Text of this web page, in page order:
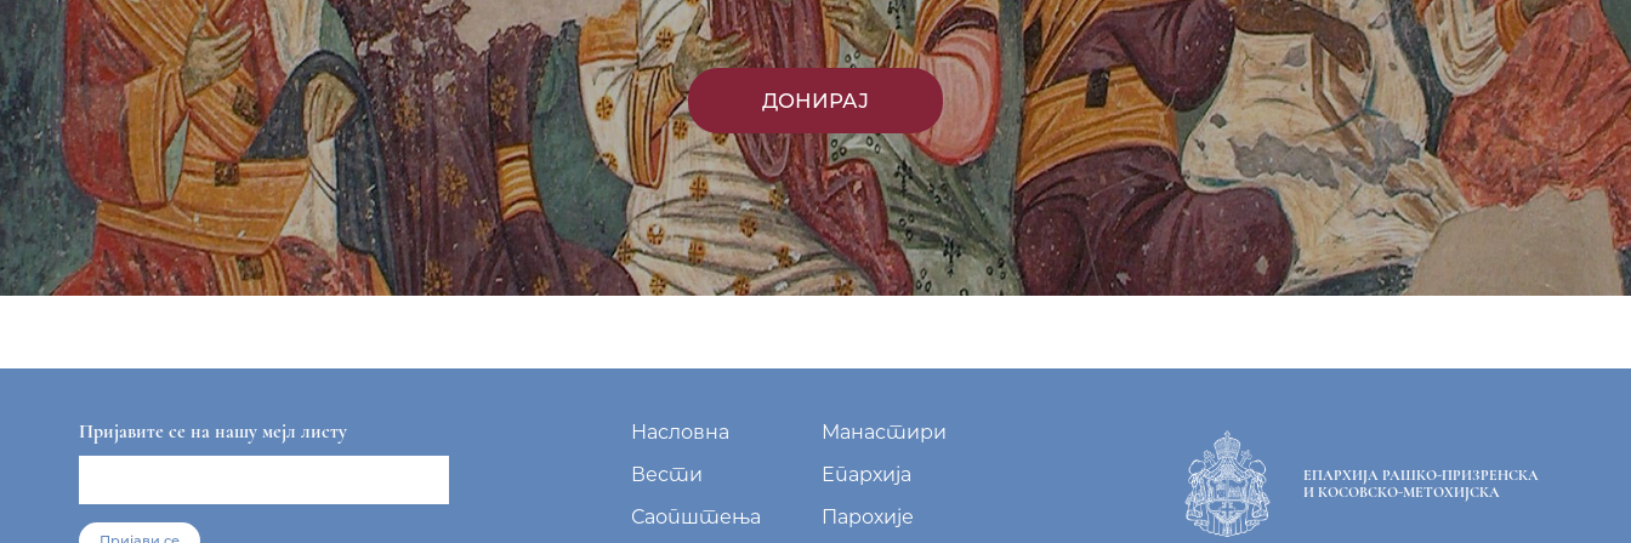
ДОНИРАЈ
Пријавите се на нашу мејл листу Насловна
Манастири
Вести
Епархија
Саопштења
Парохије
ЕПАРХИЈА РАШКО-ПРИЗРЕНСКА
И КОСОВСКО-МЕТОХИЈСКА